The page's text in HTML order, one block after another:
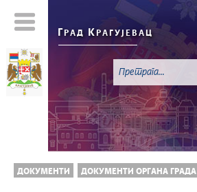
Г РАД К РАГУЈЕВАЦ
ДОКУМЕНТИ ДОКУМЕНТИ ОРГАНА ГРАДА